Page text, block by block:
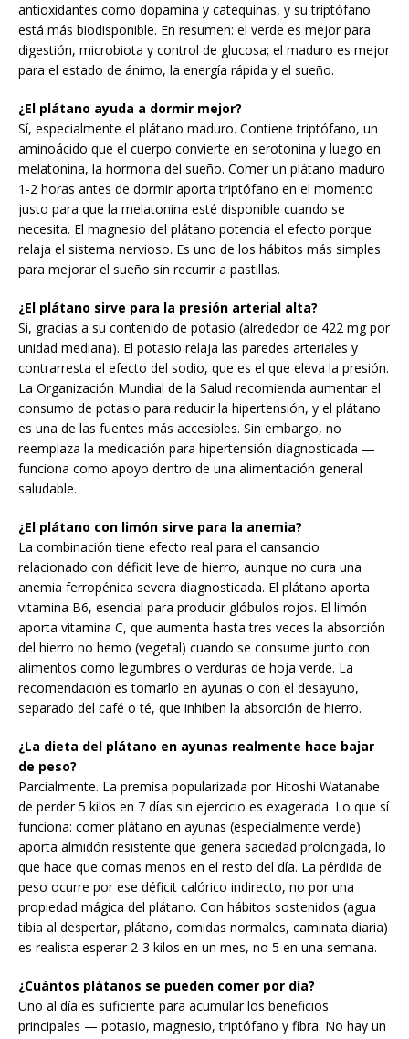
antioxidantes como dopamina y catequinas, y su triptófano
está más biodisponible. En resumen: el verde es mejor para
digestión, microbiota y control de glucosa; el maduro es mejor
para el estado de ánimo, la energía rápida y el sueño.
¿El plátano ayuda a dormir mejor?
Sí, especialmente el plátano maduro. Contiene triptófano, un
aminoácido que el cuerpo convierte en serotonina y luego en
melatonina, la hormona del sueño. Comer un plátano maduro
1-2 horas antes de dormir aporta triptófano en el momento
justo para que la melatonina esté disponible cuando se
necesita. El magnesio del plátano potencia el efecto porque
relaja el sistema nervioso. Es uno de los hábitos más simples
para mejorar el sueño sin recurrir a pastillas.
¿El plátano sirve para la presión arterial alta?
Sí, gracias a su contenido de potasio (alrededor de 422 mg por
unidad mediana). El potasio relaja las paredes arteriales y
contrarresta el efecto del sodio, que es el que eleva la presión.
La Organización Mundial de la Salud recomienda aumentar el
consumo de potasio para reducir la hipertensión, y el plátano
es una de las fuentes más accesibles. Sin embargo, no
reemplaza la medicación para hipertensión diagnosticada —
funciona como apoyo dentro de una alimentación general
saludable.
¿El plátano con limón sirve para la anemia?
La combinación tiene efecto real para el cansancio
relacionado con déficit leve de hierro, aunque no cura una
anemia ferropénica severa diagnosticada. El plátano aporta
vitamina B6, esencial para producir glóbulos rojos. El limón
aporta vitamina C, que aumenta hasta tres veces la absorción
del hierro no hemo (vegetal) cuando se consume junto con
alimentos como legumbres o verduras de hoja verde. La
recomendación es tomarlo en ayunas o con el desayuno,
separado del café o té, que inhiben la absorción de hierro.
¿La dieta del plátano en ayunas realmente hace bajar
de peso?
Parcialmente. La premisa popularizada por Hitoshi Watanabe
de perder 5 kilos en 7 días sin ejercicio es exagerada. Lo que sí
funciona: comer plátano en ayunas (especialmente verde)
aporta almidón resistente que genera saciedad prolongada, lo
que hace que comas menos en el resto del día. La pérdida de
peso ocurre por ese déficit calórico indirecto, no por una
propiedad mágica del plátano. Con hábitos sostenidos (agua
tibia al despertar, plátano, comidas normales, caminata diaria)
es realista esperar 2-3 kilos en un mes, no 5 en una semana.
¿Cuántos plátanos se pueden comer por día?
Uno al día es suficiente para acumular los beneficios
principales — potasio, magnesio, triptófano y fibra. No hay un